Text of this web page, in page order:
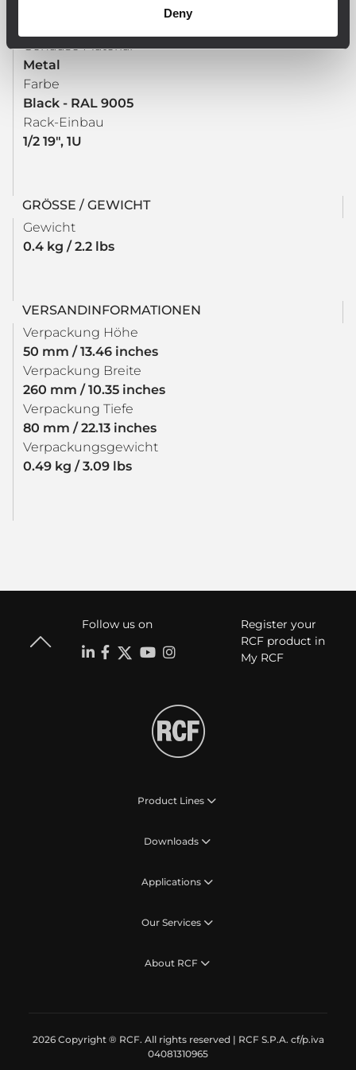
Deny
Gehäuse Material
Metal
Farbe
Black - RAL 9005
Rack-Einbau
1/2 19", 1U
GRÖSSE / GEWICHT
Gewicht
0.4 kg / 2.2 lbs
VERSANDINFORMATIONEN
Verpackung Höhe
50 mm / 13.46 inches
Verpackung Breite
260 mm / 10.35 inches
Verpackung Tiefe
80 mm / 22.13 inches
Verpackungsgewicht
0.49 kg / 3.09 lbs
Follow us on
Register your
RCF product in
My RCF
Product Lines
Downloads
Applications
Our Services
About RCF
2026 Copyright ® RCF. All rights reserved | RCF S.P.A. cf/p.iva
04081310965